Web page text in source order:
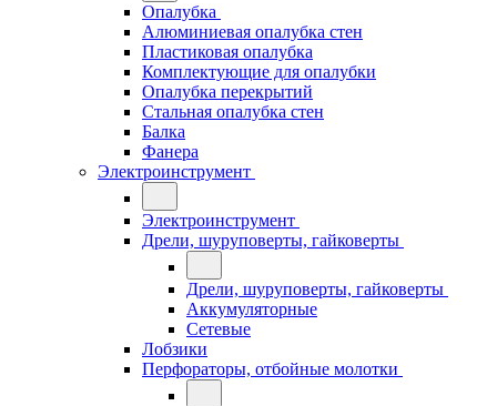
Опалубка
Алюминиевая опалубка стен
Пластиковая опалубка
Комплектующие для опалубки
Опалубка перекрытий
Стальная опалубка стен
Балка
Фанера
Электроинструмент
Электроинструмент
Дрели, шуруповерты, гайковерты
Дрели, шуруповерты, гайковерты
Аккумуляторные
Сетевые
Лобзики
Перфораторы, отбойные молотки